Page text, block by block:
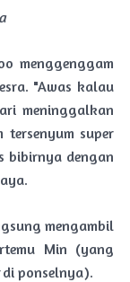
menggenggam
"Awas kalau
meninggalkan
tersenyum super
bibirnya dengan
mengambil
Min (yang
di ponselnya).